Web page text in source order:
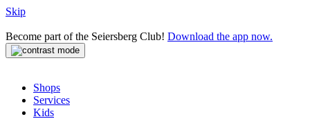
Skip
Become part of the Seiersberg Club! Download the app now.
Shops
Services
Kids